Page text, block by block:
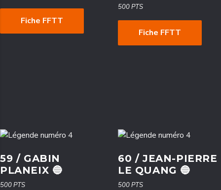
Fiche FFTT
500 PTS
Fiche FFTT
59 / GABIN
PLANEIX 🔵
500 PTS
60 / JEAN-PIERRE
LE QUANG 🔵
500 PTS